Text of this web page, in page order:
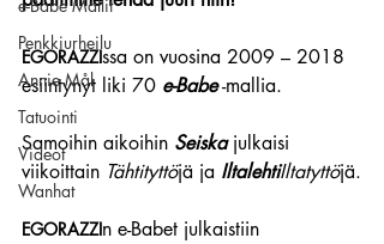
e-Babe Mallit
Penkkiurheilu
Annie Mål
Tatuointi
Videot
Wanhat
EGORAZZIssa on vuosina 2009 – 2018
esiintynyt liki 70 e-Babe -mallia.
Samoihin aikoihin Seiska julkaisi
viikoittain Tähtityttöjä ja IltalehtiIltatyttöjä.
EGORAZZIn e-Babet julkaistiin